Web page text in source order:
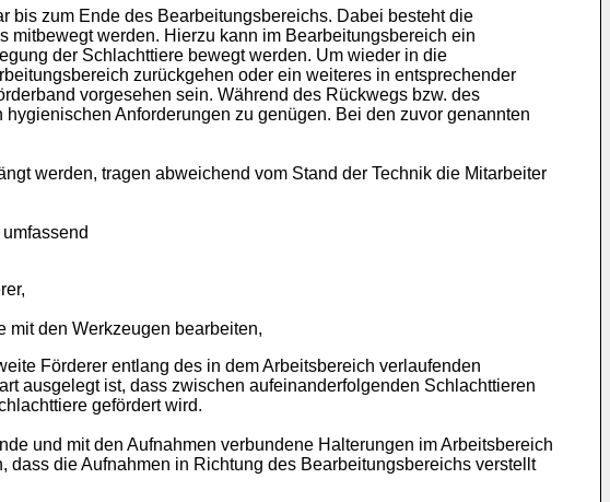
bis zum Ende des Bearbeitungsbereichs. Dabei besteht die
mitbewegt werden. Hierzu kann im Bearbeitungsbereich ein
der Schlachttiere bewegt werden. Um wieder in die
zurückgehen oder ein weiteres in entsprechender
vorgesehen sein. Während des Rückwegs bzw. des
Anforderungen zu genügen. Bei den zuvor genannten
werden, tragen abweichend vom Stand der Technik die Mitarbeiter
mit den Werkzeugen bearbeiten,
Förderer entlang des in dem Arbeitsbereich verlaufenden
ausgelegt ist, dass zwischen aufeinanderfolgenden Schlachttieren
gefördert wird.
und mit den Aufnahmen verbundene Halterungen im Arbeitsbereich
die Aufnahmen in Richtung des Bearbeitungsbereichs verstellt